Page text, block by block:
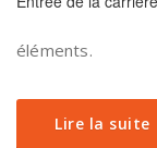
éléments.
Lire la suite